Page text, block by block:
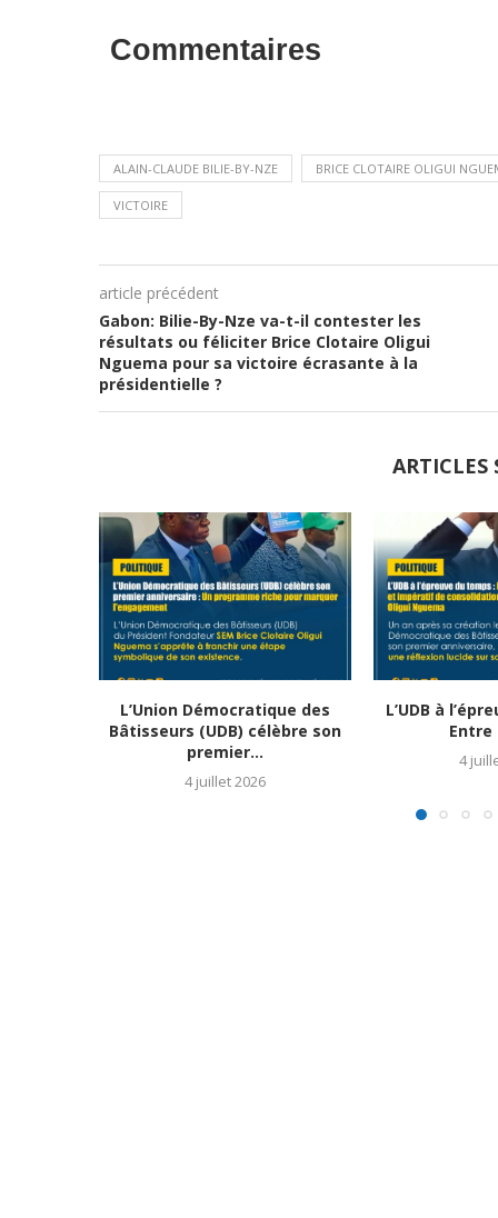
Commentaires
ALAIN-CLAUDE BILIE-BY-NZE BRICE CLOTAIRE OLIGUI
VICTOIRE
article précédent
Gabon: Bilie-By-Nze va-t-il contester les
résultats ou féliciter Brice Clotaire Oligui
Nguema pour sa victoire écrasante à la
présidentielle ?
ARTICLES
L’Union Démocratique des
Bâtisseurs (UDB) célèbre son
premier...
4 juillet 2026
L’UDB à
Entre
4